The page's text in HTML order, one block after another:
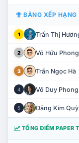
BẢNG XẾP HẠNG
1 Trần Thị
2 Võ Hữu Phong
3 Trần Ngọc Hà
4 Võ Duy Phong
5 Đặng Kim
TỔNG ĐIỂM PAPER